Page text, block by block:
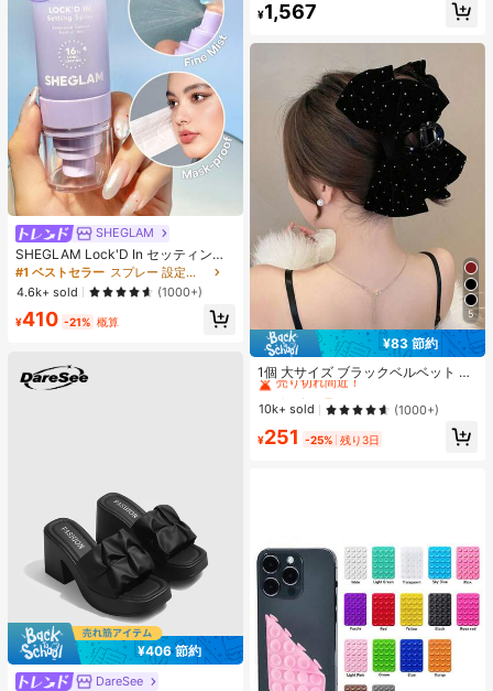
SHEGLAM
SHEGLAM Lock'D In セッティング
スプレー 女性と女の子のためのブラ
ンドビューティーコスメメイクアッ
プ
#1 ベストセラー
スプレー 設定スプレー
4.6k+ sold
(1000+)
¥410 -21% 概算
¥406 節約
DareSee
#1 ベストセラー
#2 ベストセラー
売り切れ間近！
¥1,567
5
¥83 節約
1個 大サイズ ブラックベルベット リ
ボン ヘアクリップ クリスタルライン
ストーン装飾付き、エレガントな二
重レイヤー フロック加工リボン レデ
ィース用
#1 ベストセラー
ラインストーン 女性のヘアアクセサリー
売り切れ間近！
#1 ベストセラー
売り切れ間近！
#1 ベストセラー
売り切れ間近！
#1 ベストセラー
売り切れ間近！
10k+ sold (1000+)
¥251 -25% 残り3日